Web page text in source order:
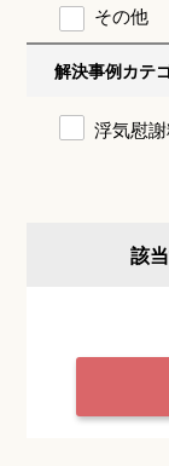
その他
解決事例カテ
浮気慰
該